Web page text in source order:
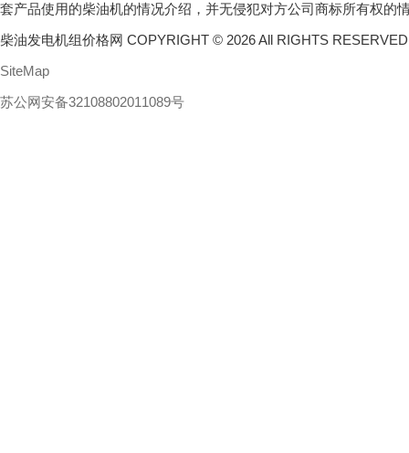
套产品使用的柴油机的情况介绍，并无侵犯对方公司商标所有权的
柴油发电机组价格网 COPYRIGHT © 2026 All RIGHTS
SiteMap
苏公网安备32108802011089号